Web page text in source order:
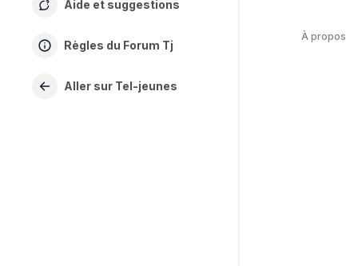
Aide et suggestions
Règles du Forum Tj
Aller sur Tel-jeunes
À propos